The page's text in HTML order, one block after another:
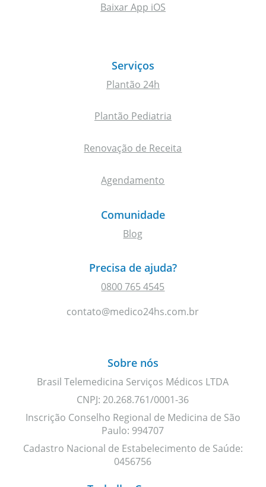
Baixar App iOS
Serviços
Plantão 24h
Plantão Pediatria
Renovação de Receita
Agendamento
Comunidade
Blog
Precisa de ajuda?
0800 765 4545
contato@medico24hs.com.br
Sobre nós
Brasil Telemedicina Serviços Médicos LTDA
CNPJ: 20.268.761/0001-36
Inscrição Conselho Regional de Medicina de São
Paulo: 994707
Cadastro Nacional de Estabelecimento de Saúde:
0456756